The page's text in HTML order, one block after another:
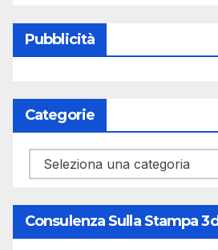
Pubblicità
Categorie
Categorie
Consulenza Sulla Stampa 3d